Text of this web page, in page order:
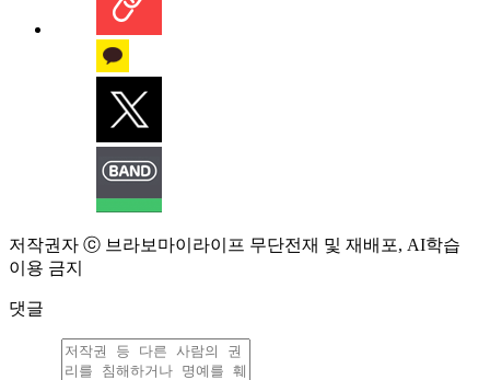
저작권자 ⓒ 브라보마이라이프 무단전재 및 재배포, AI학습
이용 금지
댓글